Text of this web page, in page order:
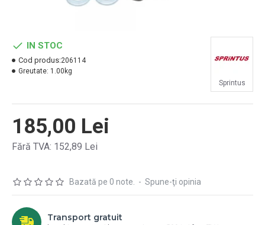
Bazată pe 0 note. - Spune-ţi opinia
185,00 Lei
Fără TVA: 152,89 Lei
IN STOC
Cod produs:206114
Greutate: 1.00kg
Sprintus
Transport gratuit